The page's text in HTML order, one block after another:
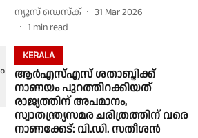
ന്യൂസ് ഡെസ്ക്
31 Mar 2026
1 min read
KERALA
ആർഎസ്എസ് ശതാബ്ദിക്ക്
നാണയം പുറത്തിറക്കിയത്
രാജ്യത്തിന് അപമാനം,
സ്വാതന്ത്ര്യസമര ചരിത്രത്തിന് വരെ
നാണക്കേട്: വി.ഡി. സതീശൻ